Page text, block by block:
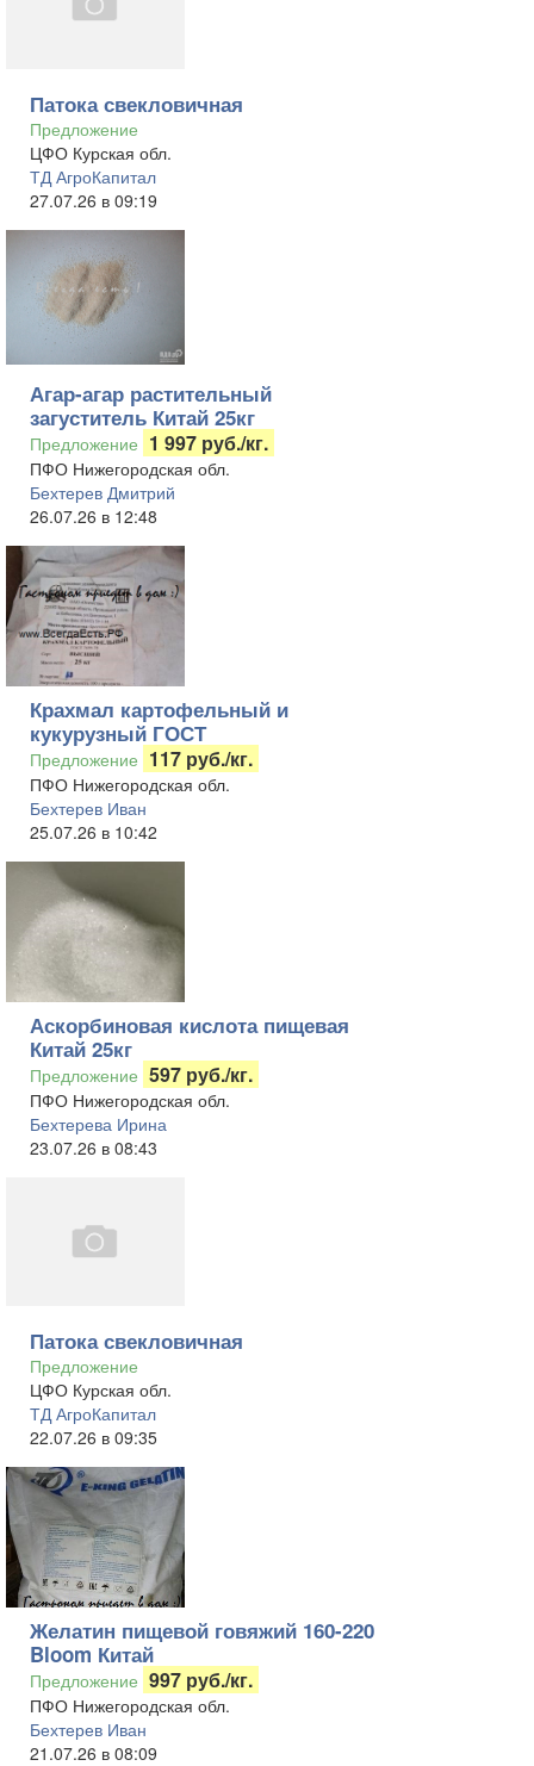
Патока свекловичная
Предложение
ЦФО Курская обл.
ТД АгроКапитал
27.07.26 в 09:19
Агар-агар растительный
загуститель Китай 25кг
Предложение 1 997 руб./кг.
ПФО Нижегородская обл.
Бехтерев Дмитрий
26.07.26 в 12:48
Крахмал картофельный и
кукурузный ГОСТ
Предложение 117 руб./кг.
ПФО Нижегородская обл.
Бехтерев Иван
25.07.26 в 10:42
Аскорбиновая кислота пищевая
Китай 25кг
Предложение 597 руб./кг.
ПФО Нижегородская обл.
Бехтерева Ирина
23.07.26 в 08:43
Патока свекловичная
Предложение
ЦФО Курская обл.
ТД АгроКапитал
22.07.26 в 09:35
Желатин пищевой говяжий 160-220
Bloom Китай
Предложение 997 руб./кг.
ПФО Нижегородская обл.
Бехтерев Иван
21.07.26 в 08:09